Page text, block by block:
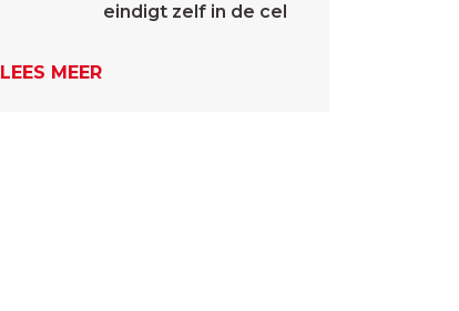
eindigt zelf in de cel
LEES MEER